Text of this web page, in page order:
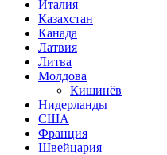
Италия
Казахстан
Канада
Латвия
Литва
Молдова
Кишинёв
Нидерланды
США
Франция
Швейцария